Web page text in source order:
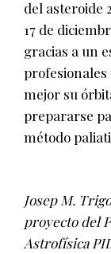
del asteroide
17 de
gracias a un
profesionales
mejor su
prepararse
método
Josep M.
proyecto del
Astrofísica